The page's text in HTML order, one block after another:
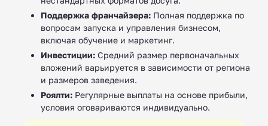
Поддержка франчайзера: Полная поддержка по
вопросам запуска и управления бизнесом,
включая обучение и маркетинг.
Инвестиции: Средний размер первоначальных
вложений варьируется в зависимости от региона
и размеров заведения.
Роялти: Регулярные выплаты на основе прибыли,
условия оговариваются индивидуально.